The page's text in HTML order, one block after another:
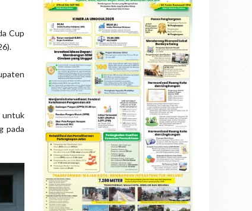
Cup
untuk
pada